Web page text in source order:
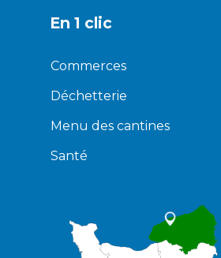
En 1 clic
Commerces
Déchetterie
Menu des cantines
Santé